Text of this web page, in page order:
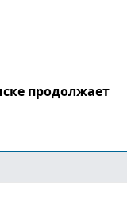
продолжает